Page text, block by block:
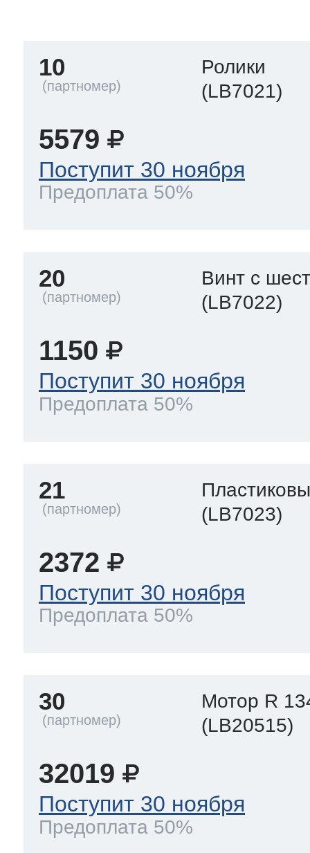
морозилок
холод.камер
10
Ролики
(LB7021)
5579
Поступит 30 ноября
Предоплата 50%
20
Винт с
(LB7022)
1150
Поступит 30 ноября
Предоплата 50%
21
(LB7023)
2372
Поступит 30 ноября
Предоплата 50%
30
Мотор R
(LB20515)
32019
Поступит 30 ноября
Предоплата 50%